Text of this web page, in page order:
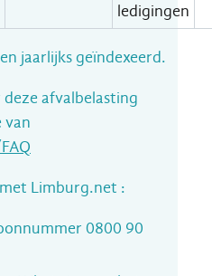
ledigingen
jaarlijks geïndexeerd.
afvalbelasting
van
Limburg.net :
0800 90